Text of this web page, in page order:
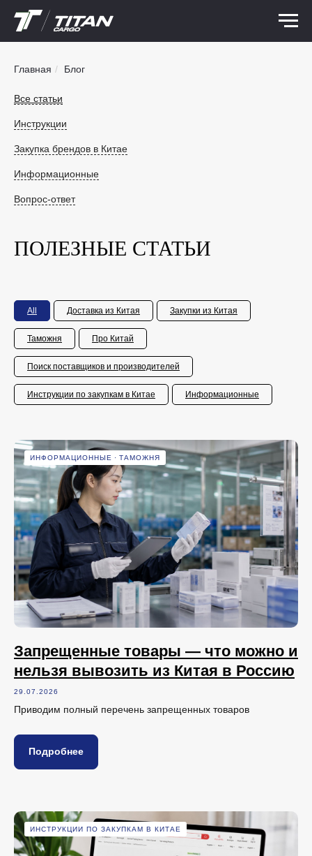
Главная / Блог
Все статьи
Инструкции
Закупка брендов в Китае
Информационные
Вопрос-ответ
ПОЛЕЗНЫЕ СТАТЬИ
All Доставка из Китая Закупки из Китая
Таможня Про Китай
Поиск поставщиков и производителей
Инструкции по закупкам в Китае Информационные
ИНФОРМАЦИОННЫЕ ТАМОЖНЯ
Запрещенные товары — что можно и
нельзя вывозить из Китая в Россию
29.07.2026
Приводим полный перечень запрещенных товаров
Подробнее
ИНСТРУКЦИИ ПО ЗАКУПКАМ В КИТАЕ